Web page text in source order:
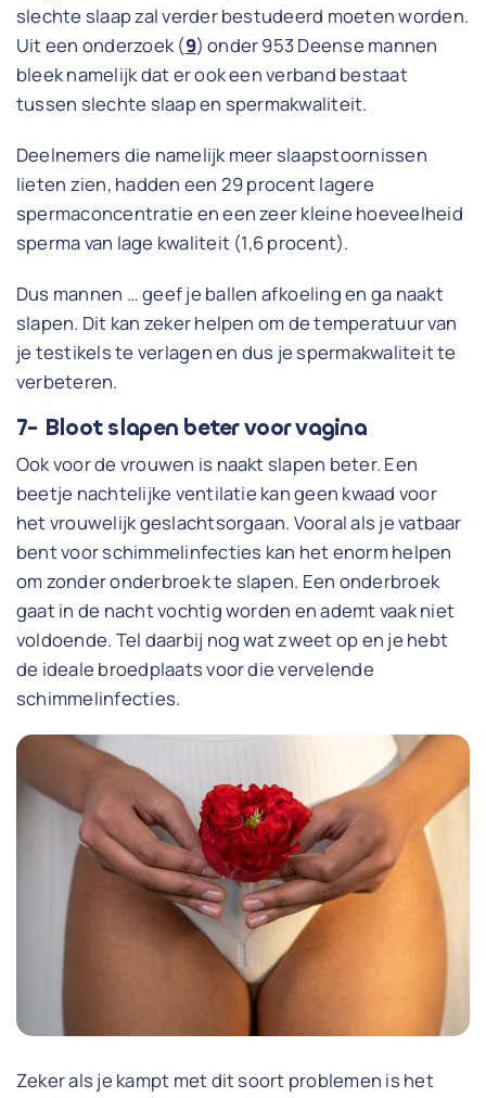
slechte slaap zal verder bestudeerd moeten worden.
Uit een onderzoek (9) onder 953 Deense mannen
bleek namelijk dat er ook een verband bestaat
tussen slechte slaap en spermakwaliteit.
Deelnemers die namelijk meer slaapstoornissen
lieten zien, hadden een 29 procent lagere
spermaconcentratie en een zeer kleine hoeveelheid
sperma van lage kwaliteit (1,6 procent).
Dus mannen … geef je ballen afkoeling en ga naakt
slapen. Dit kan zeker helpen om de temperatuur van
je testikels te verlagen en dus je spermakwaliteit te
verbeteren.
7- Bloot slapen beter voor vagina
Ook voor de vrouwen is naakt slapen beter. Een
beetje nachtelijke ventilatie kan geen kwaad voor
het vrouwelijk geslachtsorgaan. Vooral als je vatbaar
bent voor schimmelinfecties kan het enorm helpen
om zonder onderbroek te slapen. Een onderbroek
gaat in de nacht vochtig worden en ademt vaak niet
voldoende. Tel daarbij nog wat zweet op en je hebt
de ideale broedplaats voor die vervelende
schimmelinfecties.
Zeker als je kampt met dit soort problemen is het